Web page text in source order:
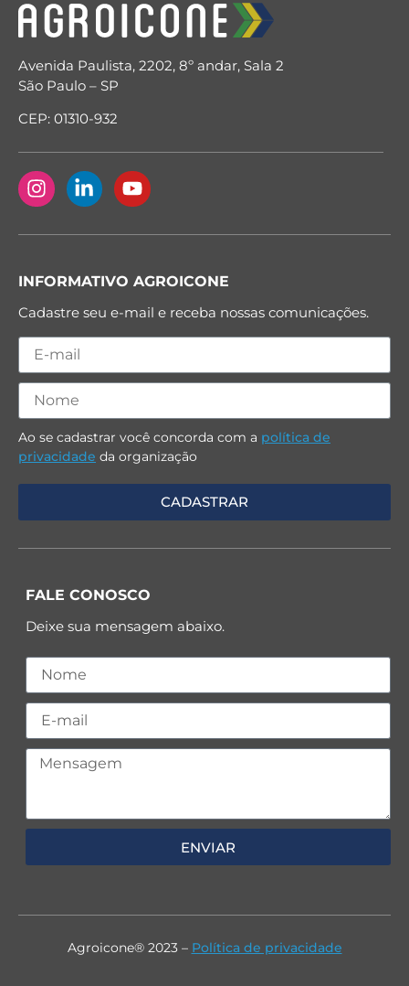
Avenida Paulista, 2202, 8º andar, Sala 2
São Paulo – SP
CEP: 01310-932
INFORMATIVO AGROICONE
Cadastre seu e-mail e receba nossas comunicações.
Ao se cadastrar você concorda com a política de
privacidade da organização
FALE CONOSCO
Deixe sua mensagem abaixo.
ENVIAR
Agroicone® 2023 – Política de privacidade